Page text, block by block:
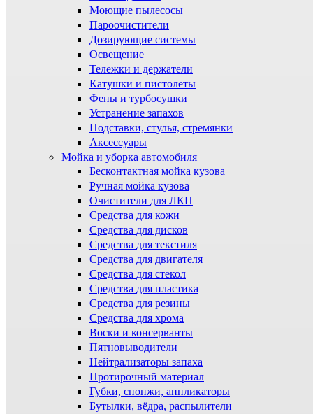
Моющие пылесосы
Пароочистители
Дозирующие системы
Освещение
Тележки и держатели
Катушки и пистолеты
Фены и турбосушки
Устранение запахов
Подставки, стулья, стремянки
Аксессуары
Мойка и уборка автомобиля
Бесконтактная мойка кузова
Ручная мойка кузова
Очистители для ЛКП
Средства для кожи
Средства для дисков
Средства для текстиля
Средства для двигателя
Средства для стекол
Средства для пластика
Средства для резины
Средства для хрома
Воски и консерванты
Пятновыводители
Нейтрализаторы запаха
Протирочный материал
Губки, спонжи, аппликаторы
Бутылки, вёдра, распылители